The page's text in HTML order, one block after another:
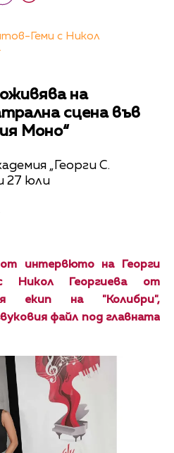
Геми с Никол
на
сцена във
Моно“
„Георги С.
27 юли
интервюто на Георги
Никол Георгиева от
екип на "Колибри",
файл под главната